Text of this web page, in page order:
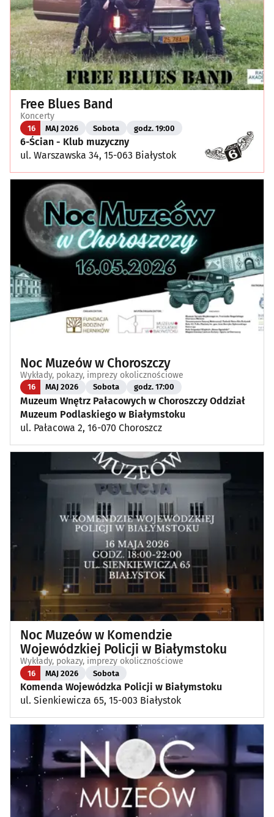
Free Blues Band
Koncerty
16 MAJ 2026 Sobota godz. 19:00
6-Ścian - Klub muzyczny
ul. Warszawska 34, 15-063 Białystok
Noc Muzeów w Choroszczy
Wykłady, pokazy, imprezy okolicznościowe
16 MAJ 2026 Sobota godz. 17:00
Muzeum Wnętrz Pałacowych w Choroszczy Oddział
Muzeum Podlaskiego w Białymstoku
ul. Pałacowa 2, 16-070 Choroszcz
Noc Muzeów w Komendzie
Wojewódzkiej Policji w Białymstoku
Wykłady, pokazy, imprezy okolicznościowe
16 MAJ 2026 Sobota
Komenda Wojewódzka Policji w Białymstoku
ul. Sienkiewicza 65, 15-003 Białystok